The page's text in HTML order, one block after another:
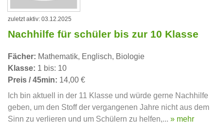
zuletzt aktiv: 03.12.2025
Nachhilfe für schüler bis zur 10 Klasse
Fächer: Mathematik, Englisch, Biologie
Klasse: 1 bis: 10
Preis / 45min: 14,00 €
Ich bin aktuell in der 11 Klasse und würde gerne Nachhilfe
geben, um den Stoff der vergangenen Jahre nicht aus dem
Sinn zu verlieren und um Schülern zu helfen,... » mehr